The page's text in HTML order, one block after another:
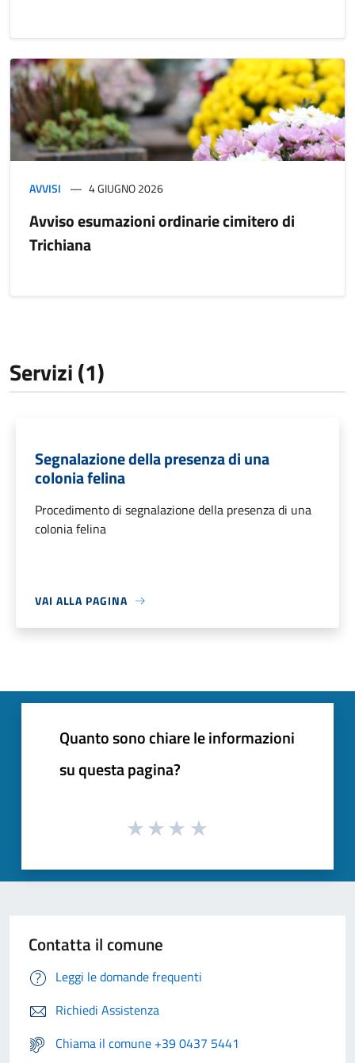
AVVISI 4 GIUGNO 2026
Avviso esumazioni ordinarie cimitero di
Trichiana
Servizi (1)
Segnalazione della presenza di una
colonia felina
Procedimento di segnalazione della presenza di una
colonia felina
VAI ALLA PAGINA
Quanto sono chiare le informazioni
su questa pagina?
Contatta il comune
Leggi le domande frequenti
Richiedi Assistenza
Chiama il comune +39 0437 5441